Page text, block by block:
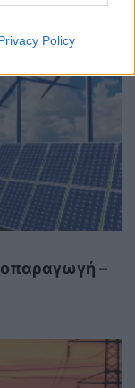
Policy
–